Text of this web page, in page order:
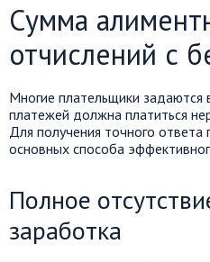
Сумма
отчислений с
Многие плательщики задаются
платежей должна платиться
Для получения точного ответа
основных способа
Полное
заработка